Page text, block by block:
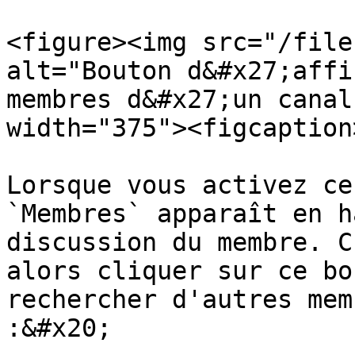
<figure><img src="/files/
alt="Bouton
membres d&#x27;un
Lorsque vous activez
`Membres` apparaît
discussion du membre.
alors cliquer sur ce
rechercher d'autres
:&#x20;